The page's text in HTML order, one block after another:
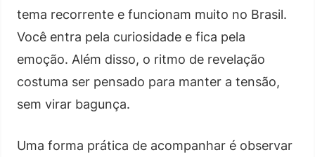
tema recorrente e funcionam muito no Brasil.
Você entra pela curiosidade e fica pela
emoção. Além disso, o ritmo de revelação
costuma ser pensado para manter a tensão,
sem virar bagunça.
Uma forma prática de acompanhar é observar